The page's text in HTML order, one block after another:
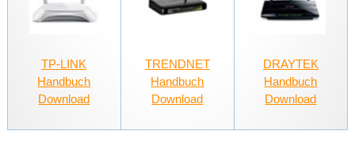
TP-LINK
Handbuch
Download
TRENDNET
Handbuch
Download
DRAYTEK
Handbuch
Download